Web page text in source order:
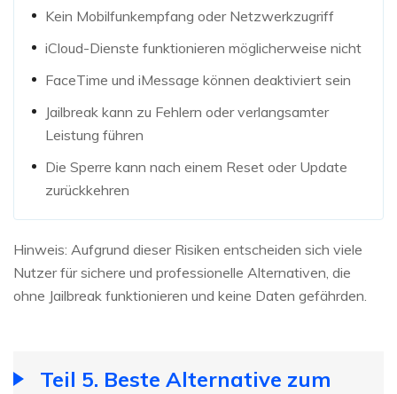
Kein Mobilfunkempfang oder Netzwerkzugriff
iCloud-Dienste funktionieren möglicherweise nicht
FaceTime und iMessage können deaktiviert sein
Jailbreak kann zu Fehlern oder verlangsamter
Leistung führen
Die Sperre kann nach einem Reset oder Update
zurückkehren
Hinweis: Aufgrund dieser Risiken entscheiden sich viele
Nutzer für sichere und professionelle Alternativen, die
ohne Jailbreak funktionieren und keine Daten gefährden.
Teil 5. Beste Alternative zum